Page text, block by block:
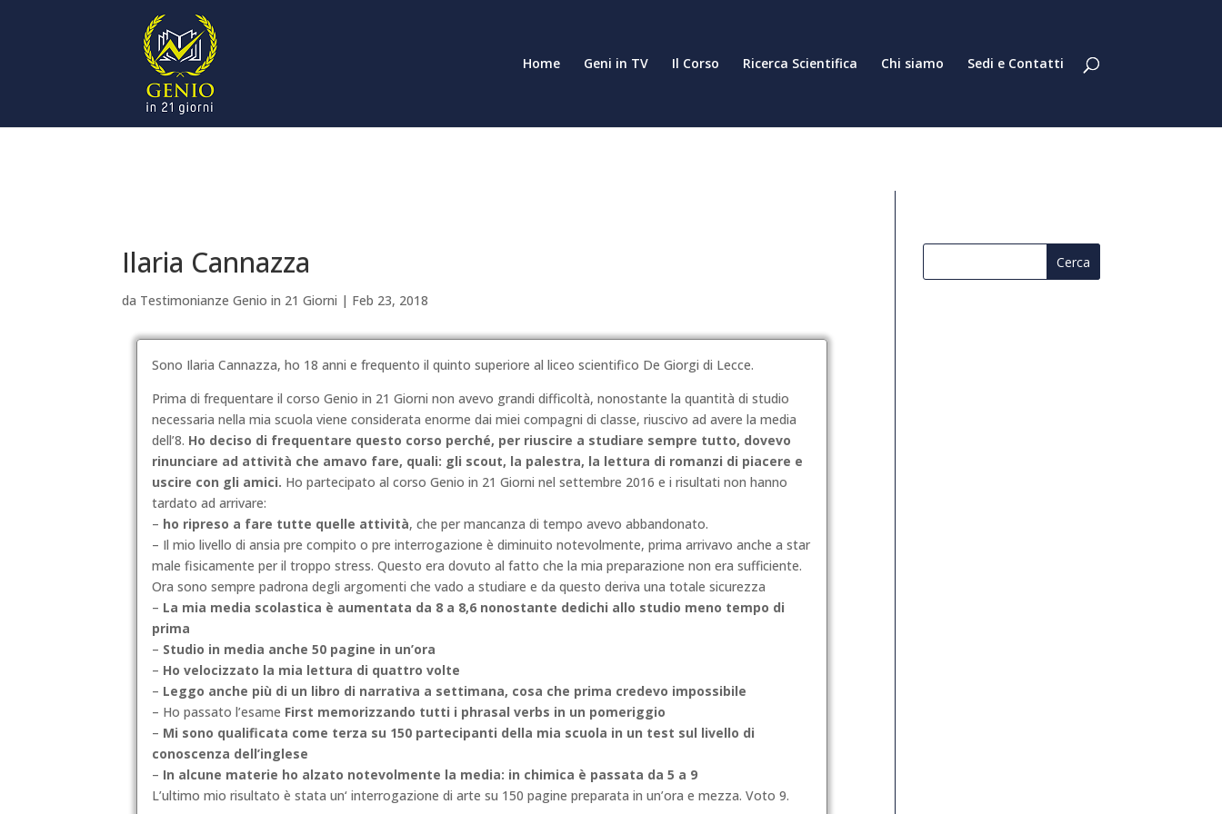
Home Geni in TV Il Corso Ricerca Scientifica Chi siamo Sedi e Contatti
Ilaria Cannazza
da Testimonianze Genio in 21 Giorni | Feb 23, 2018
Sono Ilaria Cannazza, ho 18 anni e frequento il quinto superiore al liceo scientifico De Giorgi di Lecce.
Prima di frequentare il corso Genio in 21 Giorni non avevo grandi difficoltà, nonostante la quantità di studio
necessaria nella mia scuola viene considerata enorme dai miei compagni di classe, riuscivo ad avere la media
dell’8. Ho deciso di frequentare questo corso perché, per riuscire a studiare sempre tutto, dovevo
rinunciare ad attività che amavo fare, quali: gli scout, la palestra, la lettura di romanzi di piacere e
uscire con gli amici. Ho partecipato al corso Genio in 21 Giorni nel settembre 2016 e i risultati non hanno
tardato ad arrivare:
– ho ripreso a fare tutte quelle attività, che per mancanza di tempo avevo abbandonato.
– Il mio livello di ansia pre compito o pre interrogazione è diminuito notevolmente, prima arrivavo anche a star
male fisicamente per il troppo stress. Questo era dovuto al fatto che la mia preparazione non era sufficiente.
Ora sono sempre padrona degli argomenti che vado a studiare e da questo deriva una totale sicurezza
– La mia media scolastica è aumentata da 8 a 8,6 nonostante dedichi allo studio meno tempo di
prima
– Studio in media anche 50 pagine in un’ora
– Ho velocizzato la mia lettura di quattro volte
– Leggo anche più di un libro di narrativa a settimana, cosa che prima credevo impossibile
– Ho passato l’esame First memorizzando tutti i phrasal verbs in un pomeriggio
– Mi sono qualificata come terza su 150 partecipanti della mia scuola in un test sul livello di
conoscenza dell’inglese
– In alcune materie ho alzato notevolmente la media: in chimica è passata da 5 a 9
L’ultimo mio risultato è stata un‘ interrogazione di arte su 150 pagine preparata in un’ora e mezza. Voto 9.